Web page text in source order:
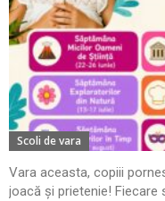
Scoli de vara
Vara aceasta, copiii
joacă și prietenie!